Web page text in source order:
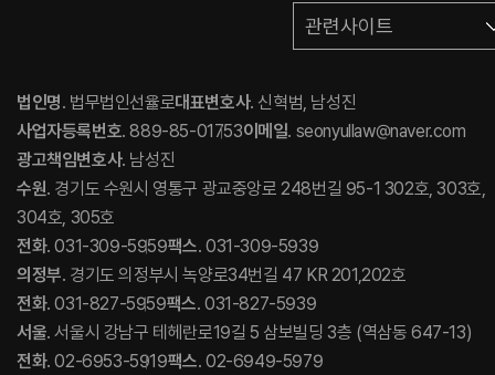
관련사이트
법인명. 법무법인선율로대표변호사. 신혁범, 남성진
사업자등록번호. 889-85-01753이메일. seonyullaw@naver.com
광고책임변호사. 남성진
수원. 경기도 수원시 영통구 광교중앙로 248번길 95-1 302호, 303호,
304호, 305호
전화. 031-309-5959팩스. 031-309-5939
의정부. 경기도 의정부시 녹양로34번길 47 KR 201,202호
전화. 031-827-5959팩스. 031-827-5939
서울. 서울시 강남구 테헤란로19길 5 삼보빌딩 3층 (역삼동 647-13)
전화. 02-6953-5919팩스. 02-6949-5979